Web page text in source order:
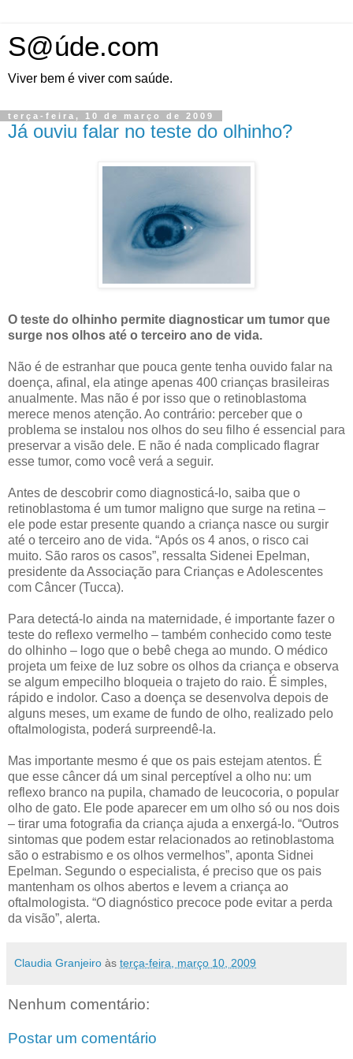
S@úde.com
Viver bem é viver com saúde.
terça-feira, 10 de março de 2009
Já ouviu falar no teste do olhinho?
O teste do olhinho permite diagnosticar um tumor que
surge nos olhos até o terceiro ano de vida.
Não é de estranhar que pouca gente tenha ouvido falar na
doença, afinal, ela atinge apenas 400 crianças brasileiras
anualmente. Mas não é por isso que o retinoblastoma
merece menos atenção. Ao contrário: perceber que o
problema se instalou nos olhos do seu filho é essencial para
preservar a visão dele. E não é nada complicado flagrar
esse tumor, como você verá a seguir.
Antes de descobrir como diagnosticá-lo, saiba que o
retinoblastoma é um tumor maligno que surge na retina –
ele pode estar presente quando a criança nasce ou surgir
até o terceiro ano de vida. “Após os 4 anos, o risco cai
muito. São raros os casos”, ressalta Sidenei Epelman,
presidente da Associação para Crianças e Adolescentes
com Câncer (Tucca).
Para detectá-lo ainda na maternidade, é importante fazer o
teste do reflexo vermelho – também conhecido como teste
do olhinho – logo que o bebê chega ao mundo. O médico
projeta um feixe de luz sobre os olhos da criança e observa
se algum empecilho bloqueia o trajeto do raio. É simples,
rápido e indolor. Caso a doença se desenvolva depois de
alguns meses, um exame de fundo de olho, realizado pelo
oftalmologista, poderá surpreendê-la.
Mas importante mesmo é que os pais estejam atentos. É
que esse câncer dá um sinal perceptível a olho nu: um
reflexo branco na pupila, chamado de leucocoria, o popular
olho de gato. Ele pode aparecer em um olho só ou nos dois
– tirar uma fotografia da criança ajuda a enxergá-lo. “Outros
sintomas que podem estar relacionados ao retinoblastoma
são o estrabismo e os olhos vermelhos”, aponta Sidnei
Epelman. Segundo o especialista, é preciso que os pais
mantenham os olhos abertos e levem a criança ao
oftalmologista. “O diagnóstico precoce pode evitar a perda
da visão”, alerta.
Claudia Granjeiro às terça-feira, março 10, 2009
Nenhum comentário:
Postar um comentário